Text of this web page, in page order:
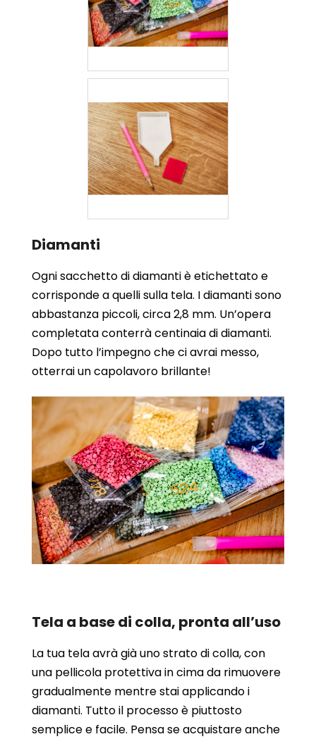
Diamanti
Ogni sacchetto di diamanti è etichettato e
corrisponde a quelli sulla tela. I diamanti sono
abbastanza piccoli, circa 2,8 mm. Un’opera
completata conterrà centinaia di diamanti.
Dopo tutto l’impegno che ci avrai messo,
otterrai un capolavoro brillante!
Tela a base di colla, pronta all’uso
La tua tela avrà già uno strato di colla, con
una pellicola protettiva in cima da rimuovere
gradualmente mentre stai applicando i
diamanti. Tutto il processo è piuttosto
semplice e facile. Pensa se acquistare anche